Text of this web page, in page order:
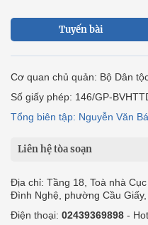
Tuyến bài
Cơ quan chủ quản: Bộ Dân
Số giấy phép: 146/GP-
Tổng biên tập: Nguyễn Văn Bá
Liên hệ tòa soạn
Địa chỉ: Tầng 18, Toà nhà
Đình Nghệ, phường Cầu Giấy,
Điện thoại: 02439369898 -